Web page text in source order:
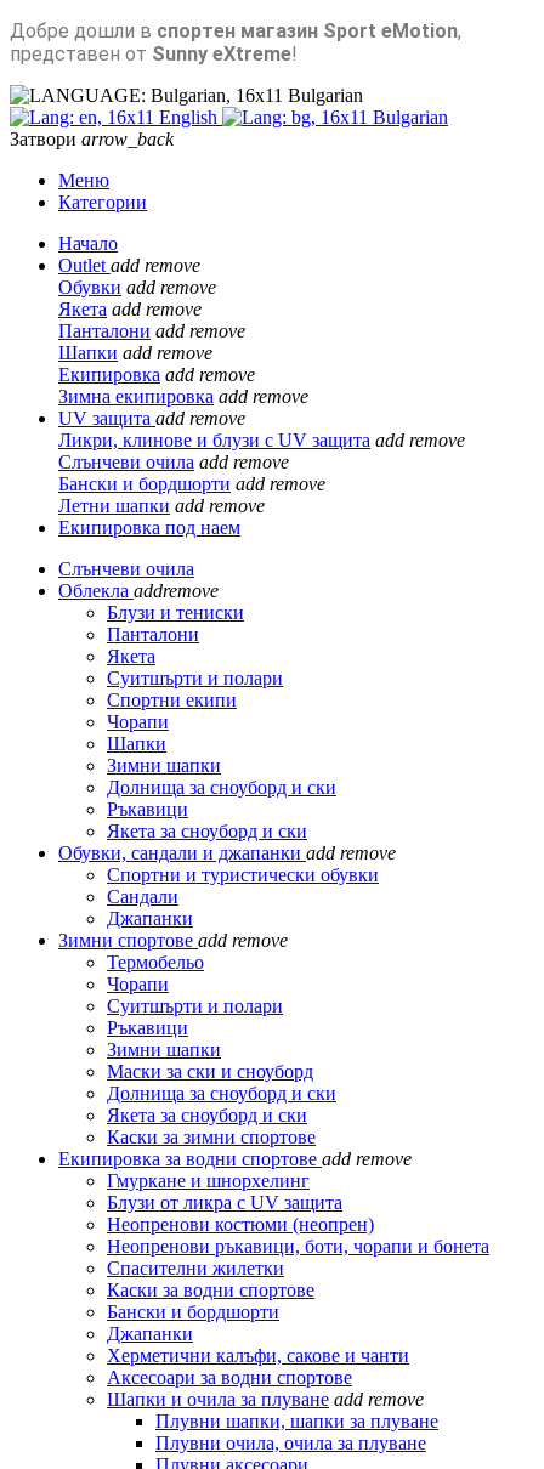
Добре дошли в спортен магазин Sport eMotion,
представен от Sunny eXtreme!
Bulgarian
English
Bulgarian
Затвори arrow_back
Меню
Категории
Начало
Outlet add remove
Обувки add remove
Якета add remove
Панталони add remove
Шапки add remove
Екипировка add remove
Зимна екипировка add remove
UV защита add remove
Ликри, клинове и блузи с UV защита add remove
Слънчеви очила add remove
Бански и бордшорти add remove
Летни шапки add remove
Екипировка под наем
Слънчеви очила
Облекла addremove
Блузи и тениски
Панталони
Якета
Суитшърти и полари
Спортни екипи
Чорапи
Шапки
Зимни шапки
Долнища за сноуборд и ски
Ръкавици
Якета за сноуборд и ски
Обувки, сандали и джапанки add remove
Спортни и туристически обувки
Сандали
Джапанки
Зимни спортове add remove
Термобельо
Чорапи
Суитшърти и полари
Ръкавици
Зимни шапки
Маски за ски и сноуборд
Долнища за сноуборд и ски
Якета за сноуборд и ски
Каски за зимни спортове
Екипировка за водни спортове add remove
Гмуркане и шнорхелинг
Блузи от ликра с UV защита
Неопренови костюми (неопрен)
Неопренови ръкавици, боти, чорапи и бонета
Спасителни жилетки
Каски за водни спортове
Бански и бордшорти
Джапанки
Херметични калъфи, сакове и чанти
Аксесоари за водни спортове
Шапки и очила за плуване add remove
Плувни шапки, шапки за плуване
Плувни очила, очила за плуване
Плувни аксесоари